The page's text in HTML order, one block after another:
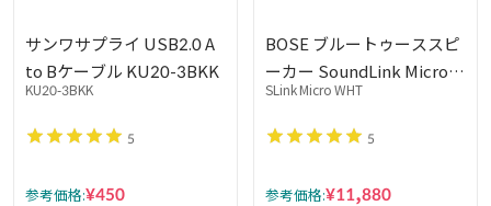
サンワサプライ USB2.0 A
to Bケーブル KU20-3BKK
KU20-3BKK
5
参考価格:¥450
BOSE ブルートゥーススピ
ーカー SoundLink Micro
White Smoke
SLink Micro WHT
5
参考価格:¥11,880